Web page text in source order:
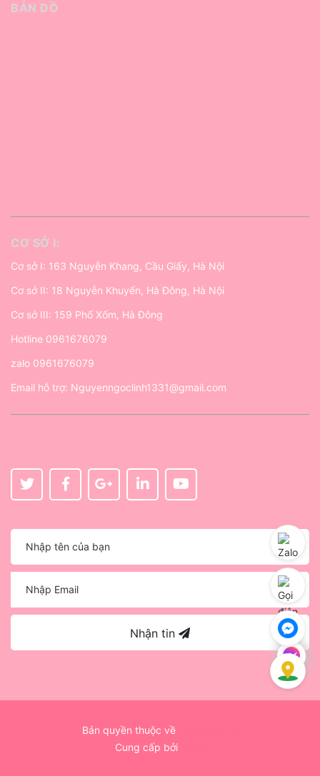
BẢN ĐỒ
CƠ SỞ I:
Cơ sở I: 163 Nguyễn Khang, Cầu Giấy, Hà Nội
Cơ sở II: 18 Nguyễn Khuyến, Hà Đông, Hà Nội
Cơ sở III: 159 Phố Xốm, Hà Đông
Hotline 0961676079
zalo 0961676079
Email hỗ trợ: Nguyenngoclinh1331@gmail.com
Nhận tin
Bản quyền thuộc về
Cung cấp bởi